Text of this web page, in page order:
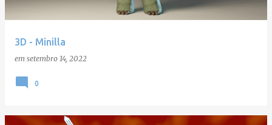
3D - Minilla
em setembro 14, 2022
0